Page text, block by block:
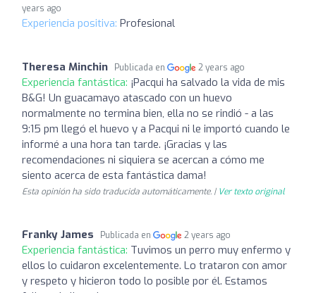
years ago
Experiencia positiva: Profesional
Theresa Minchin Publicada en 2 years ago
Experiencia fantástica: ¡Pacqui ha salvado la vida de mis
B&G! Un guacamayo atascado con un huevo
normalmente no termina bien, ella no se rindió - a las
9:15 pm llegó el huevo y a Pacqui ni le importó cuando le
informé a una hora tan tarde. ¡Gracias y las
recomendaciones ni siquiera se acercan a cómo me
siento acerca de esta fantástica dama!
Esta opinión ha sido traducida automáticamente. | Ver texto original
Franky James Publicada en 2 years ago
Experiencia fantástica: Tuvimos un perro muy enfermo y
ellos lo cuidaron excelentemente. Lo trataron con amor
y respeto y hicieron todo lo posible por él. Estamos